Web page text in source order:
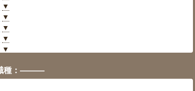
▼
▼
▼
▼
▼
▼
▼
種：———